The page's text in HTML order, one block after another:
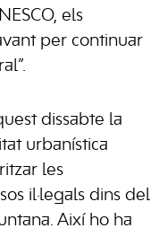
els
per continuar
dissabte la
urbanística
les
il·legals dins del
Així ho ha